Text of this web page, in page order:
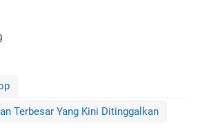
Terbesar Yang Kini Ditinggalkan